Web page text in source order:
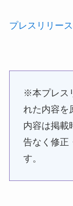
プレスリリー
※本プレス
れた内容を
内容は掲載
告なく修正
す。